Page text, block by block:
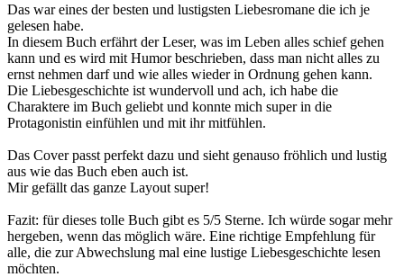
Das war eines der besten und lustigsten Liebesromane die ich je
gelesen habe.
In diesem Buch erfährt der Leser, was im Leben alles schief gehen
kann und es wird mit Humor beschrieben, dass man nicht alles zu
ernst nehmen darf und wie alles wieder in Ordnung gehen kann.
Die Liebesgeschichte ist wundervoll und ach, ich habe die
Charaktere im Buch geliebt und konnte mich super in die
Protagonistin einfühlen und mit ihr mitfühlen.
Das Cover passt perfekt dazu und sieht genauso fröhlich und lustig
aus wie das Buch eben auch ist.
Mir gefällt das ganze Layout super!
Fazit: für dieses tolle Buch gibt es 5/5 Sterne. Ich würde sogar mehr
hergeben, wenn das möglich wäre. Eine richtige Empfehlung für
alle, die zur Abwechslung mal eine lustige Liebesgeschichte lesen
möchten.